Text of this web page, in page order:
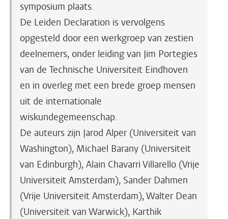
symposium plaats.
De Leiden Declaration is vervolgens
opgesteld door een werkgroep van zestien
deelnemers, onder leiding van Jim Portegies
van de Technische Universiteit Eindhoven
en in overleg met een brede groep mensen
uit de internationale
wiskundegemeenschap.
De auteurs zijn Jarod Alper (Universiteit van
Washington), Michael Barany (Universiteit
van Edinburgh), Alain Chavarri Villarello (Vrije
Universiteit Amsterdam), Sander Dahmen
(Vrije Universiteit Amsterdam), Walter Dean
(Universiteit van Warwick), Karthik